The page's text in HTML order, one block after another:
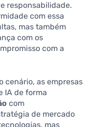
responsabilidade.
com essa
mas também
com os
com a
cenário, as empresas
IA de forma
com
de mercado
mas